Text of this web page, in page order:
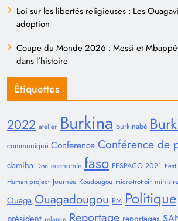
Loi sur les libertés religieuses : Les
adoption
Coupe du Monde 2026 : Messi et
dans l’histoire
Étiquettes
2022 atelier Burkina burkinabè
communiqué Conference Conférence de
damiba Don economie faso FESPACO 2021
Human project Journée Koudougou micro-trottoir ministre
Ouaga Ouagadougou PM Politique
relance Reportage reportages